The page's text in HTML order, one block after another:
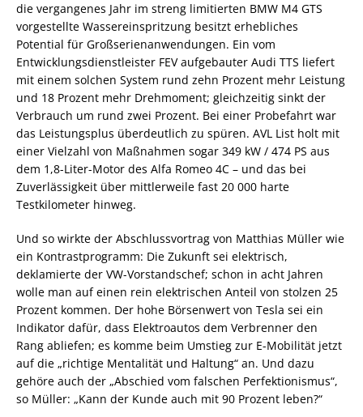
die vergangenes Jahr im streng limitierten BMW M4 GTS
vorgestellte Wassereinspritzung besitzt erhebliches
Potential für Großserienanwendungen. Ein vom
Entwicklungsdienstleister FEV aufgebauter Audi TTS liefert
mit einem solchen System rund zehn Prozent mehr Leistung
und 18 Prozent mehr Drehmoment; gleichzeitig sinkt der
Verbrauch um rund zwei Prozent. Bei einer Probefahrt war
das Leistungsplus überdeutlich zu spüren. AVL List holt mit
einer Vielzahl von Maßnahmen sogar 349 kW / 474 PS aus
dem 1,8-Liter-Motor des Alfa Romeo 4C – und das bei
Zuverlässigkeit über mittlerweile fast 20 000 harte
Testkilometer hinweg.
Und so wirkte der Abschlussvortrag von Matthias Müller wie
ein Kontrastprogramm: Die Zukunft sei elektrisch,
deklamierte der VW-Vorstandschef; schon in acht Jahren
wolle man auf einen rein elektrischen Anteil von stolzen 25
Prozent kommen. Der hohe Börsenwert von Tesla sei ein
Indikator dafür, dass Elektroautos dem Verbrenner den
Rang abliefen; es komme beim Umstieg zur E-Mobilität jetzt
auf die „richtige Mentalität und Haltung“ an. Und dazu
gehöre auch der „Abschied vom falschen Perfektionismus“,
so Müller: „Kann der Kunde auch mit 90 Prozent leben?“